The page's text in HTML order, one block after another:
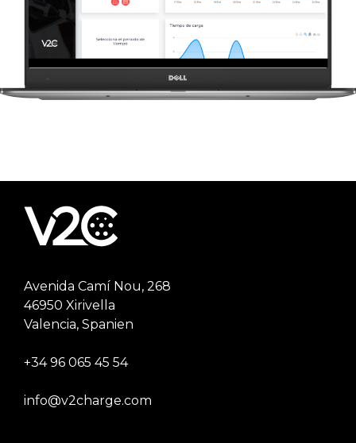
Avenida Camí Nou, 268
46950 Xirivella
Valencia, Spanien
+34 96 065 45 54
info@v2charge.com